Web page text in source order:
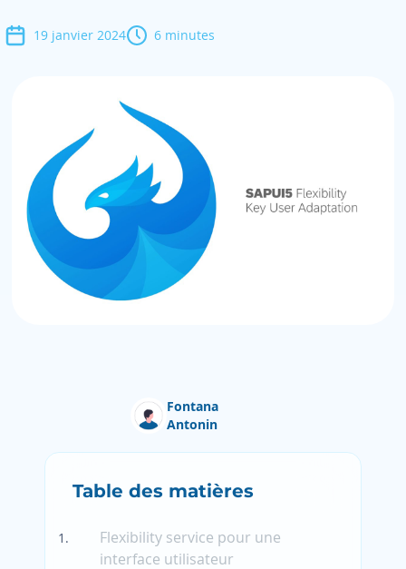
19 janvier 2024 6 minutes
Fontana
Antonin
Table des matières
Flexibility service pour une
interface utilisateur